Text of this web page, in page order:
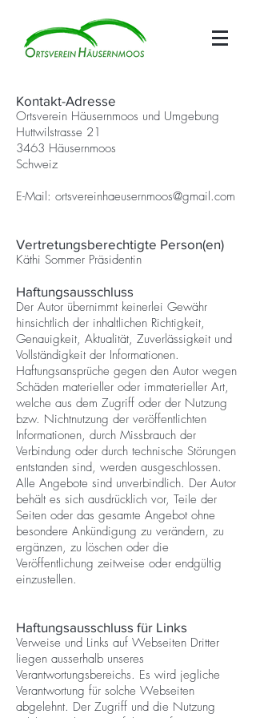
Kontakt-Adresse
Ortsverein Häusernmoos und Umgebung
Huttwilstrasse 21
3463 Häusernmoos
Schweiz
E-Mail: ortsvereinhaeusernmoos@gmail.com
Vertretungsberechtigte Person(en)
Käthi Sommer Präsidentin
Haftungsausschluss
Der Autor übernimmt keinerlei Gewähr
hinsichtlich der inhaltlichen Richtigkeit,
Genauigkeit, Aktualität, Zuverlässigkeit und
Vollständigkeit der Informationen.
Haftungsansprüche gegen den Autor wegen
Schäden materieller oder immaterieller Art,
welche aus dem Zugriff oder der Nutzung
bzw. Nichtnutzung der veröffentlichten
Informationen, durch Missbrauch der
Verbindung oder durch technische Störungen
entstanden sind, werden ausgeschlossen.
Alle Angebote sind unverbindlich. Der Autor
behält es sich ausdrücklich vor, Teile der
Seiten oder das gesamte Angebot ohne
besondere Ankündigung zu verändern, zu
ergänzen, zu löschen oder die
Veröffentlichung zeitweise oder endgültig
einzustellen.
Haftungsausschluss für Links
Verweise und Links auf Webseiten Dritter
liegen ausserhalb unseres
Verantwortungsbereichs. Es wird jegliche
Verantwortung für solche Webseiten
abgelehnt. Der Zugriff und die Nutzung